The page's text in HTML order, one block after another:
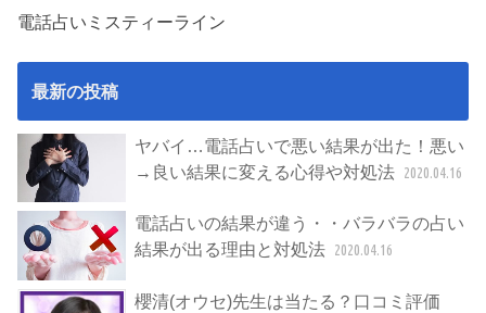
電話占いミスティーライン
最新の投稿
ヤバイ…電話占いで悪い結果が出た！悪い
→良い結果に変える心得や対処法 2020.04.16
電話占いの結果が違う・・バラバラの占い
結果が出る理由と対処法 2020.04.16
櫻清(オウセ)先生は当たる？口コミ評価